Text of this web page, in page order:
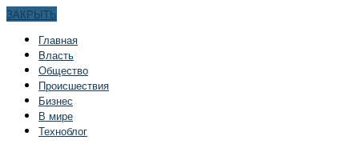
ЗАКРЫТЬ
Главная
Bласть
Общество
Происшествия
Бизнес
В мире
Техноблог